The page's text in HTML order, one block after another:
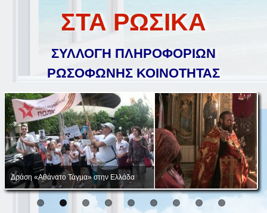
ΣΤΑ ΡΩΣΙΚΑ
ΣΥΛΛΟΓΗ ΠΛΗΡΟΦΟΡΙΩΝ
ΡΩΣΟΦΩΝΗΣ ΚΟΙΝΟΤΗΤΑΣ
Δράση «Αθάνατο Τάγμα» στην Ελλάδα